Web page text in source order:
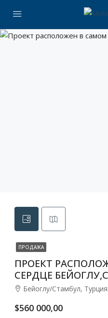
ПРОДАЖА
ПРОЕКТ
СЕРДЦЕ
Бейоглу/Стамбул, Турция
$560 000,00